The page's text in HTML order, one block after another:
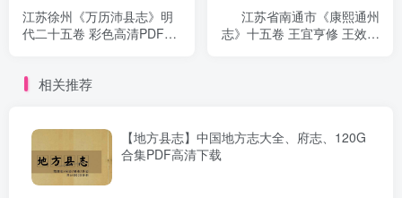
江苏徐州《万历沛县志》明
代二十五卷 彩色高清PDF电
江苏省南通市《康熙通州
志》十五卷 王宜亨修 王效通
相关推荐
【地方县志】中国地方志大全、府志、120G
合集PDF高清下载